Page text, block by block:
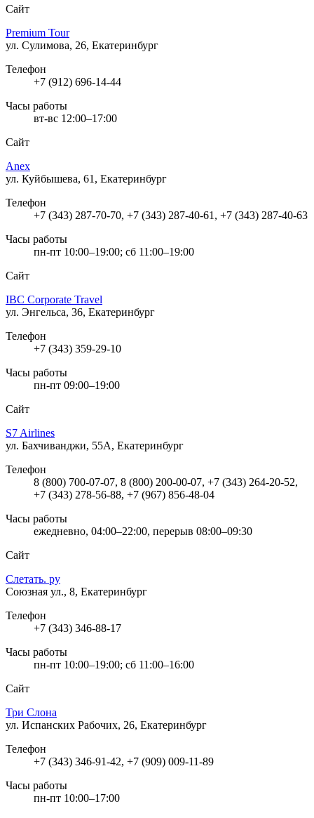
Сайт
Premium Tour
ул. Сулимова, 26, Екатеринбург
Телефон
+7 (912) 696-14-44
Часы работы
вт-вс 12:00–17:00
Сайт
Anex
ул. Куйбышева, 61, Екатеринбург
Телефон
+7 (343) 287-70-70, +7 (343) 287-40-61, +7 (343) 287-40-63
Часы работы
пн-пт 10:00–19:00; сб 11:00–19:00
Сайт
IBC Corporate Travel
ул. Энгельса, 36, Екатеринбург
Телефон
+7 (343) 359-29-10
Часы работы
пн-пт 09:00–19:00
Сайт
S7 Airlines
ул. Бахчиванджи, 55А, Екатеринбург
Телефон
8 (800) 700-07-07, 8 (800) 200-00-07, +7 (343) 264-20-52,
+7 (343) 278-56-88, +7 (967) 856-48-04
Часы работы
ежедневно, 04:00–22:00, перерыв 08:00–09:30
Сайт
Слетать. ру
Союзная ул., 8, Екатеринбург
Телефон
+7 (343) 346-88-17
Часы работы
пн-пт 10:00–19:00; сб 11:00–16:00
Сайт
Три Слона
ул. Испанских Рабочих, 26, Екатеринбург
Телефон
+7 (343) 346-91-42, +7 (909) 009-11-89
Часы работы
пн-пт 10:00–17:00